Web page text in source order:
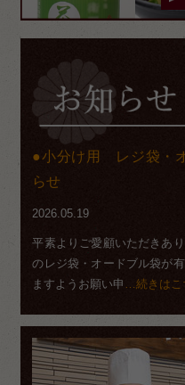
小分け用 レジ袋・
らせ
2026.05.19
平素よりご愛顧いただきあ
のレジ袋・オードブル袋が
ますようお願い申
…続きはこ